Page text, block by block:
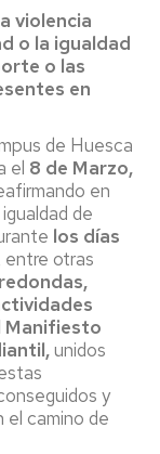
violencia
o la igualdad
o las
en
de Huesca
el 8 de Marzo,
en
de
los días
entre otras
Manifiesto
unidos
y
el camino de